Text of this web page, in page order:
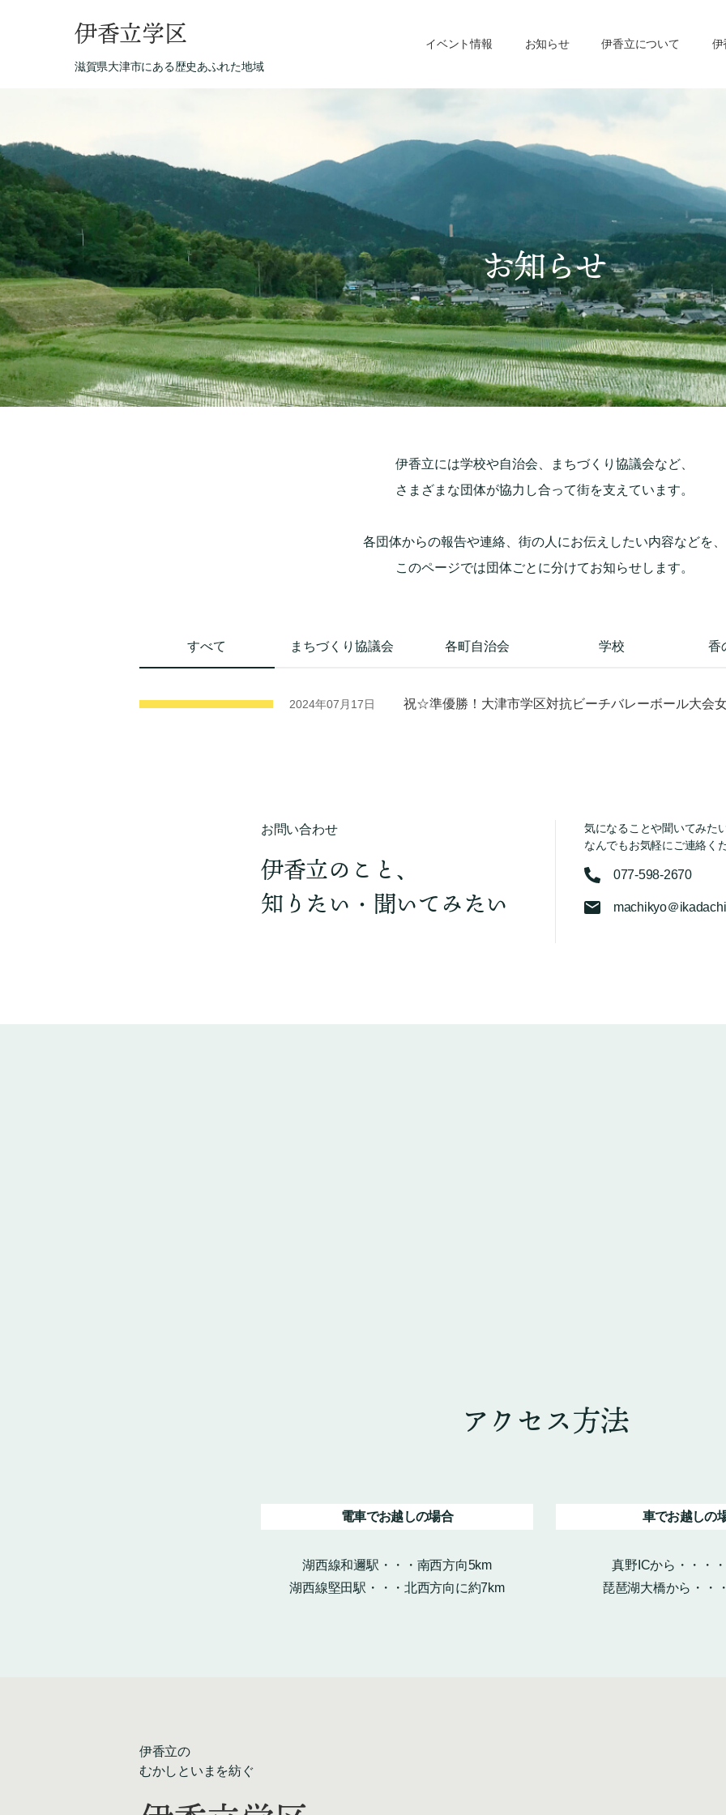
伊香立学区
滋賀県大津市にある歴史あふれた地域
イベント情報 お知らせ 伊香立について 伊
お知らせ
伊香立には学校や自治会、まちづくり協議会など、
さまざまな団体が協力し合って街を支えています。
各団体からの報告や連絡、街の人にお伝えしたい内容などを、
このページでは団体ごとに分けてお知らせします。
すべて まちづくり協議会 各町自治会 学校 香
2024年07月17日 祝☆準優勝！大津市学区対抗ビーチバレーボール大会
お問い合わせ
伊香立のこと、
知りたい・聞いてみたい
気になることや聞いてみた
なんでもお気軽にご連絡く
077-598-2670
machikyo＠
アクセス方法
電車でお越しの場合
湖西線和邇駅・・・南西方向5km
湖西線堅田駅・・・北西方向に約7km
車でお越しの
真野ICから・・・
琵琶湖大橋から・・
伊香立の
むかしといまを紡ぐ